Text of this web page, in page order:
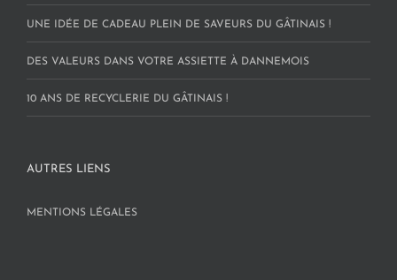
UNE IDÉE DE CADEAU PLEIN DE SAVEURS DU GÂTINAIS !
DES VALEURS DANS VOTRE ASSIETTE À DANNEMOIS
10 ANS DE RECYCLERIE DU GÂTINAIS !
AUTRES LIENS
MENTIONS LÉGALES